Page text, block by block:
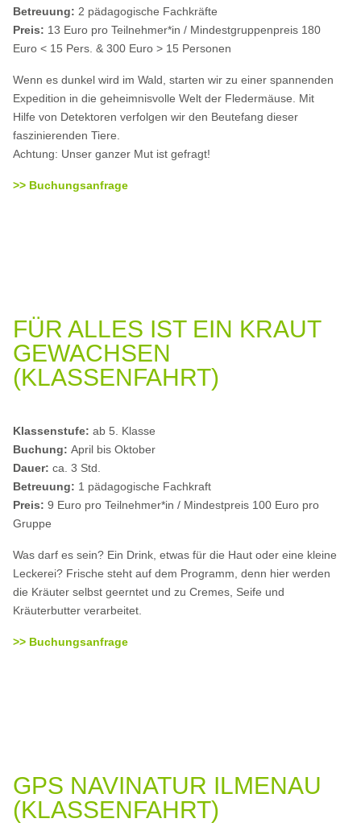
Betreuung: 2 pädagogische Fachkräfte
Preis: 13 Euro pro Teilnehmer*in / Mindestgruppenpreis 180
Euro < 15 Pers. & 300 Euro > 15 Personen
Wenn es dunkel wird im Wald, starten wir zu einer spannenden
Expedition in die geheimnisvolle Welt der Fledermäuse. Mit
Hilfe von Detektoren verfolgen wir den Beutefang dieser
faszinierenden Tiere.
Achtung: Unser ganzer Mut ist gefragt!
>> Buchungsanfrage
FÜR ALLES IST EIN KRAUT
GEWACHSEN
(KLASSENFAHRT)
Klassenstufe:ab 5. Klasse
Buchung:April bis Oktober
Dauer:ca. 3 Std.
Betreuung: 1 pädagogische Fachkraft
Preis:9 Euro pro Teilnehmer*in / Mindestpreis 100 Euro pro
Gruppe
Was darf es sein? Ein Drink, etwas für die Haut oder eine kleine
Leckerei? Frische steht auf dem Programm, denn hier werden
die Kräuter selbst geerntet und zu Cremes, Seife und
Kräuterbutter verarbeitet.
>> Buchungsanfrage
GPS NAVINATUR ILMENAU
(KLASSENFAHRT)